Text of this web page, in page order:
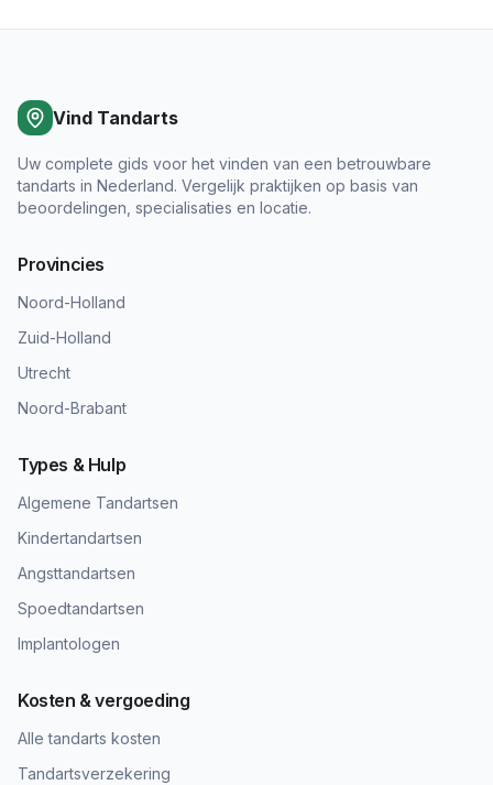
Vind Tandarts
Uw complete gids voor het vinden van een betrouwbare
tandarts in Nederland. Vergelijk praktijken op basis van
beoordelingen, specialisaties en locatie.
Provincies
Noord-Holland
Zuid-Holland
Utrecht
Noord-Brabant
Types & Hulp
Algemene Tandartsen
Kindertandartsen
Angsttandartsen
Spoedtandartsen
Implantologen
Kosten & vergoeding
Alle tandarts kosten
Tandartsverzekering